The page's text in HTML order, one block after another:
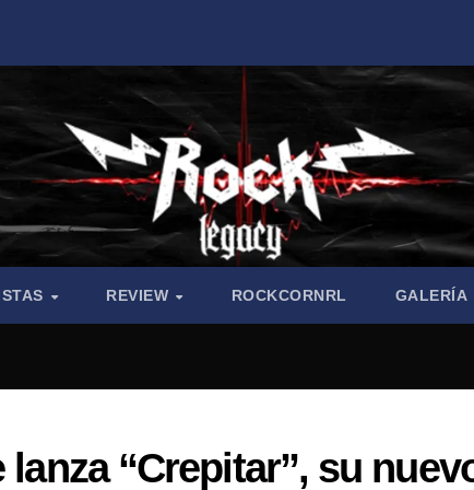
REVIEW ROCKCORNRL GALERÍA
“Crepitar”, su